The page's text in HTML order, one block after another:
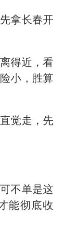
拿长春开
得近，看
小，胜算
觉走，先
不单是这
能彻底收